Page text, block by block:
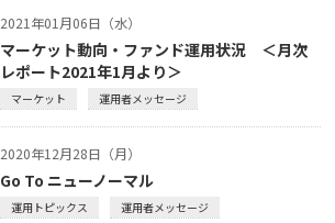
2021年01月06日（水）
マーケット動向・ファンド運用状況 ＜月次
レポート2021年1月より＞
マーケット 運用者メッセージ
2020年12月28日（月）
Go To ニューノーマル
運用トピックス 運用者メッセージ